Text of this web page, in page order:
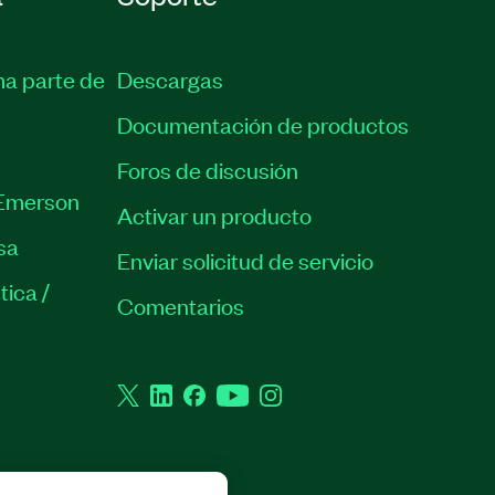
parte de
/
Descargas
Documentación de productos
Foros de discusión
Activar un producto
Enviar solicitud de servicio
Comentarios
TwitterLinkedIn
Facebook
YouTubeInstagram